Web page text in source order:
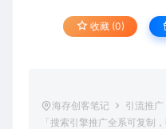
收藏 (0)
海存创客笔记 引流推广
「搜索引擎推广全系可复制